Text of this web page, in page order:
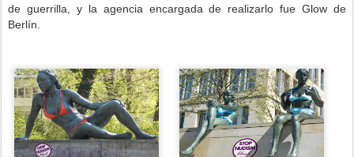
de guerrilla, y la agencia encargada de realizarlo fue Glow de
Berlín.